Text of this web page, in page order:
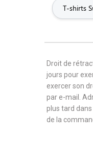
T-shirts
Droit de
jours pour
exercer son
par e-mail.
plus tard
de la